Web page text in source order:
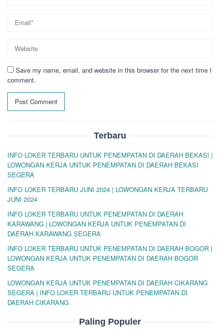
Save my name, email, and website in this browser for the next time I
comment.
Terbaru
INFO LOKER TERBARU UNTUK PENEMPATAN DI DAERAH BEKASI |
LOWONGAN KERJA UNTUK PENEMPATAN DI DAERAH BEKASI
SEGERA
INFO LOKER TERBARU JUNI 2024 | LOWONGAN KERJA TERBARU
JUNI 2024
INFO LOKER TERBARU UNTUK PENEMPATAN DI DAERAH
KARAWANG | LOWONGAN KERJA UNTUK PENEMPATAN DI
DAERAH KARAWANG SEGERA
INFO LOKER TERBARU UNTUK PENEMPATAN DI DAERAH BOGOR |
LOWONGAN KERJA UNTUK PENEMPATAN DI DAERAH BOGOR
SEGERA
LOWONGAN KERJA UNTUK PENEMPATAN DI DAERAH CIKARANG
SEGERA | INFO LOKER TERBARU UNTUK PENEMPATAN DI
DAERAH CIKARANG
Paling Populer